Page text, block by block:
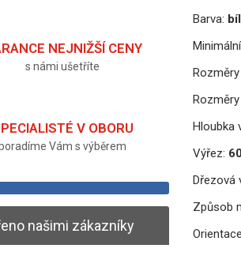
Barva:
Hloubka
Výřez:
Dřezová
Způsob
NEJNIŽŠÍ CENY
s námi ušetříte
V OBORU
Vám s výběrem
našimi zákazníky